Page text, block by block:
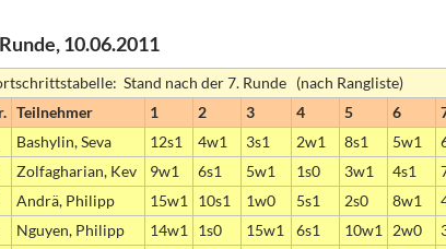
10.06.2011
Stand nach der 7. Runde (nach Rangliste)
Teilnehmer 1 2 3 4 5 6
Bashylin, Seva 12s1 4w1 3s1 2w1 8s1 5w1
Zolfagharian, Kev 9w1 6s1 5w1 1s0 3w1 4s1
Andrä, Philipp 15w1 10s1 1w0 5s1 2s0 8w1
Nguyen, Philipp 14w1 1s0 15w1 6s1 10w1 2w0